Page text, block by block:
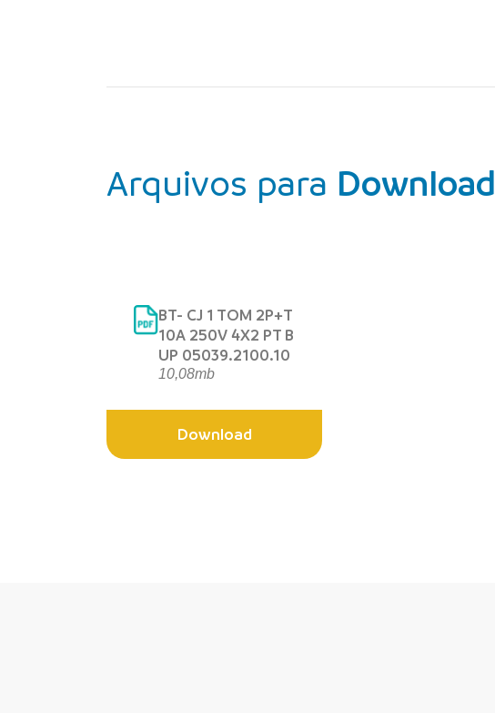
Arquivos para Download
BT- CJ 1 TOM 2P+T
10A 250V 4X2 PT B
UP 05039.2100.10
10,08mb
Download